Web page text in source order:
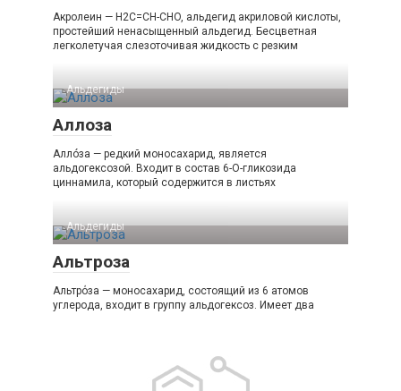
Акролеин — H2C=CH-CHO, альдегид акриловой кислоты,
простейший ненасыщенный альдегид. Бесцветная
легколетучая слезоточивая жидкость с резким
Альдегиды
Аллоза
Аллóза — редкий моносахарид, является
альдогексозой. Входит в состав 6-O-гликозида
циннамила, который содержится в листьях
Альдегиды
Альтроза
Альтрόза — моносахарид, состоящий из 6 атомов
углерода, входит в группу альдогексоз. Имеет два